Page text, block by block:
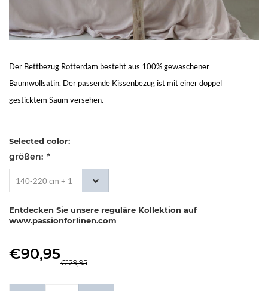
Konto
Der Bettbezug Rotterdam besteht aus 100% gewaschener
Baumwollsatin. Der passende Kissenbezug ist mit einer doppel
gesticktem Saum versehen.
Selected color:
größen: *
140-220 cm + 1
x 60-70 cm
Entdecken Sie unsere reguläre Kollektion auf
www.passionforlinen.com
€90,95
€129,95